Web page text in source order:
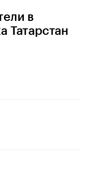
в
Татарстан